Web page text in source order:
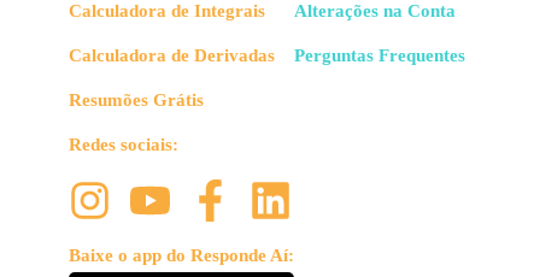
Calculadora de Integrais
Calculadora de Derivadas
Resumões Grátis
Redes sociais:
Baixe o app do Responde Aí:
Alterações na Conta
Perguntas Frequentes